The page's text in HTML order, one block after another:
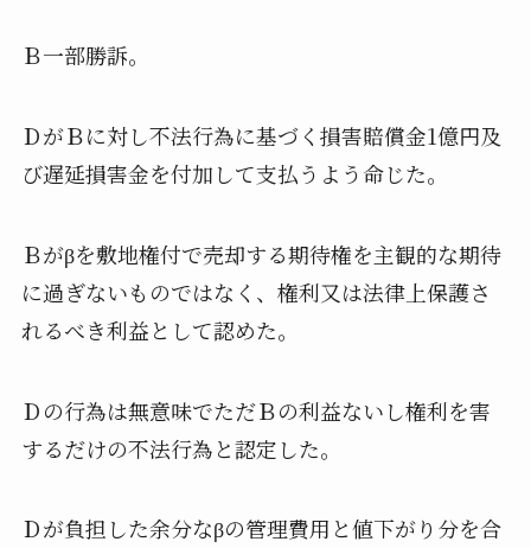
Ｂ一部勝訴。
ＤがＢに対し不法行為に基づく損害賠償金1億円及
び遅延損害金を付加して支払うよう命じた。
Ｂがβを敷地権付で売却する期待権を主観的な期待
に過ぎないものではなく、権利又は法律上保護さ
れるべき利益として認めた。
Ｄの行為は無意味でただＢの利益ないし権利を害
するだけの不法行為と認定した。
Ｄが負担した余分なβの管理費用と値下がり分を合